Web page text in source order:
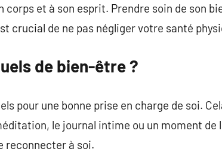
corps et à son esprit. Prendre soin de son
crucial de ne pas négliger votre santé
de bien-être ?
pour une bonne prise en charge de soi.
le journal intime ou un moment
reconnecter à soi.